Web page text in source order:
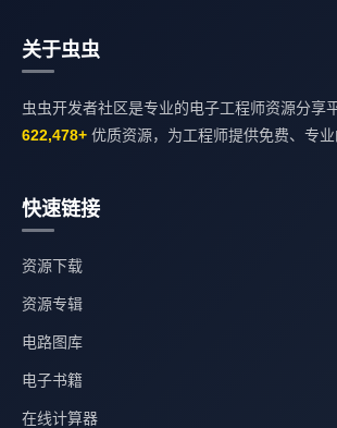
关于虫虫
虫虫开发者社区是专业的电子工程师资源分享
622,478+ 优质资源，为工程师提供免费、专业
快速链接
资源下载
资源专辑
电路图库
电子书籍
在线计算器